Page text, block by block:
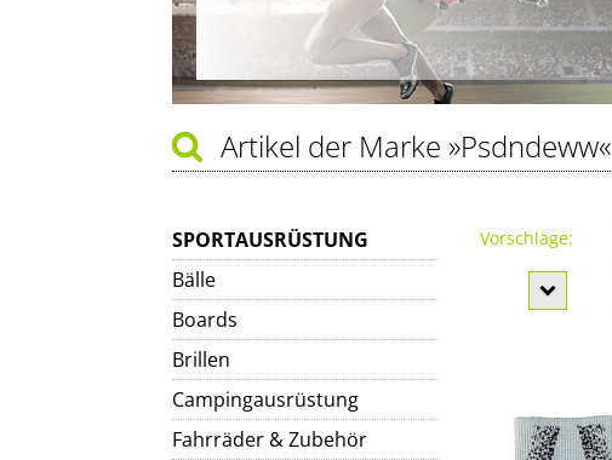
Artikel der Marke »Psdndeww«
SPORTAUSRÜSTUNG
Bälle
Boards
Brillen
Campingausrüstung
Fahrräder & Zubehör
Vorschläge: